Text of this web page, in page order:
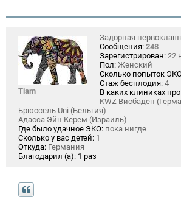
и
Tiam
Задорная
Сообщения: 248
Зарегистрирован: 22
Пол: Женский
Сколько попыток
Стаж бесплодия: 4
В каких клиниках
KWZ Висбаден
Брюссель Uni (Бельгия)
Адасса Эйн Керем (Израиль)
Где было удачное ЭКО: пока нигде
Сколько у вас детей: 1
Откуда: Германия
Благодарил (а): 1 раз